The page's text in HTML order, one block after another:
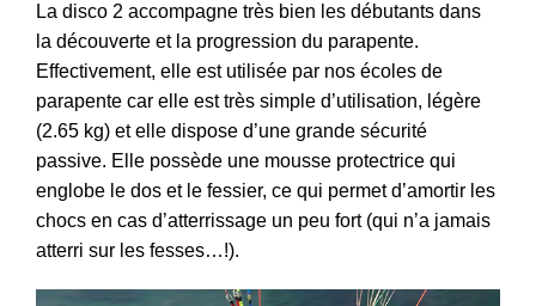
La disco 2 accompagne très bien les débutants dans
la découverte et la progression du parapente.
Effectivement, elle est utilisée par nos écoles de
parapente car elle est très simple d’utilisation, légère
(2.65 kg) et elle dispose d’une grande sécurité
passive. Elle possède une mousse protectrice qui
englobe le dos et le fessier, ce qui permet d’amortir les
chocs en cas d’atterrissage un peu fort (qui n’a jamais
atterri sur les fesses…!).